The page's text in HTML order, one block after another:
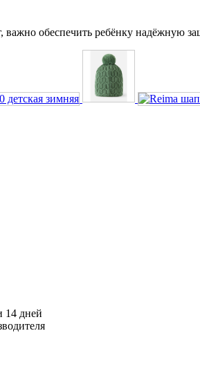
важно обеспечить ребёнку надёжную
14 дней